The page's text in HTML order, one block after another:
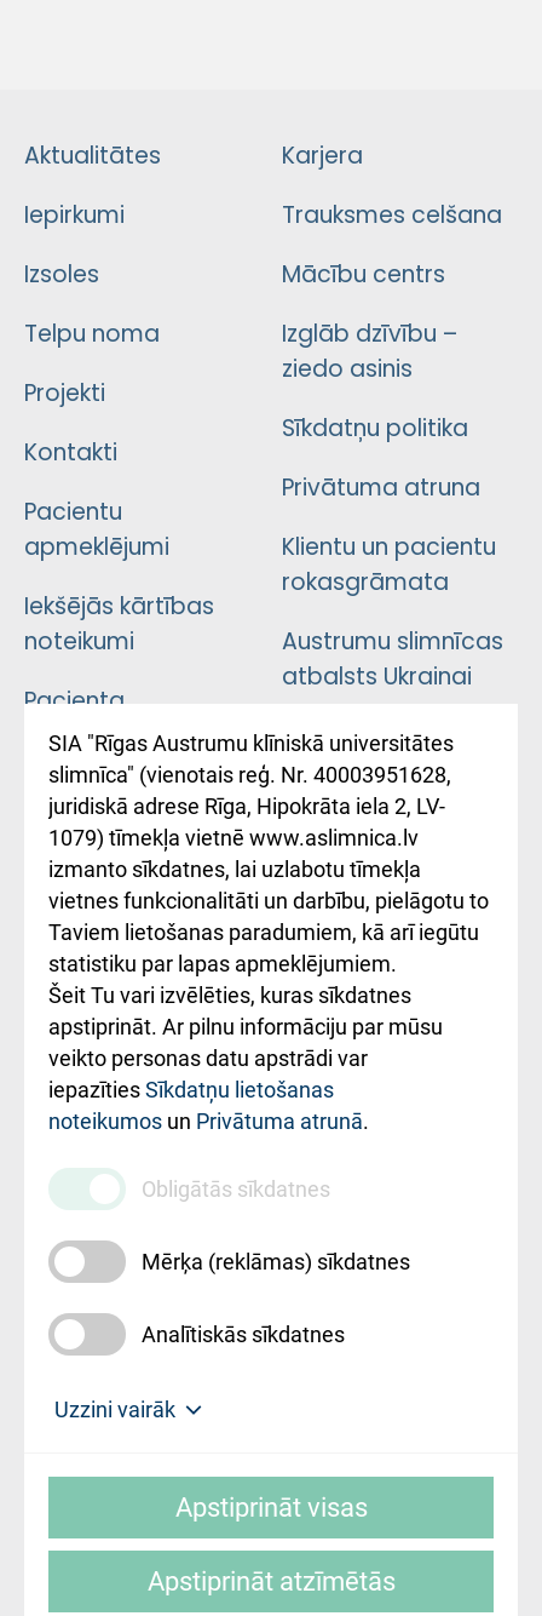
Aktualitātes
Iepirkumi
Izsoles
Telpu noma
Projekti
Kontakti
Pacientu
apmeklējumi
Iekšējās kārtības
noteikumi
Pacienta
atsauksmju/sūdzību
iesniegšanas
kārtība
Kā pie mums nokļūt
Rēķinu apmaksas
ceļvedis
Rekvizīti un
ārstniecības
iestādes kods
010000234
Maksas
pakalpojumu
cenrādis
Karjera
Trauksmes celšana
Mācību centrs
Izglāb dzīvību –
ziedo asinis
Sīkdatņu politika
Privātuma atruna
Klientu un pacientu
rokasgrāmata
Austrumu slimnīcas
atbalsts Ukrainai
Підтримка Східної
лікарні та співпраця з
Україною
Mājas lapas izstrāde:
SIA "Rīgas Austrumu klīniskā universitātes
slimnīca" (vienotais reģ. Nr. 40003951628,
juridiskā adrese Rīga, Hipokrāta iela 2, LV-
1079) tīmekļa vietnē www.aslimnica.lv
izmanto sīkdatnes, lai uzlabotu tīmekļa
vietnes funkcionalitāti un darbību, pielāgotu to
Taviem lietošanas paradumiem, kā arī iegūtu
statistiku par lapas apmeklējumiem.
Šeit Tu vari izvēlēties, kuras sīkdatnes
apstiprināt. Ar pilnu informāciju par mūsu
veikto personas datu apstrādi var
iepazītiesSīkdatņu lietošanas
noteikumos un Privātuma atrunā.
Obligātās sīkdatnes
Mērķa (reklāmas) sīkdatnes
Analītiskās sīkdatnes
Uzzini vairāk
slimnīca, turpmāk – Pārzinis, sīkdatņu
sīkdatņu izmantošanas nosacījumiem.
Apstiprināt visas
Apstiprināt atzīmētās